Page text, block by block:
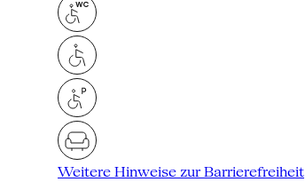
Weitere Hinweise zur Barrierefreiheit